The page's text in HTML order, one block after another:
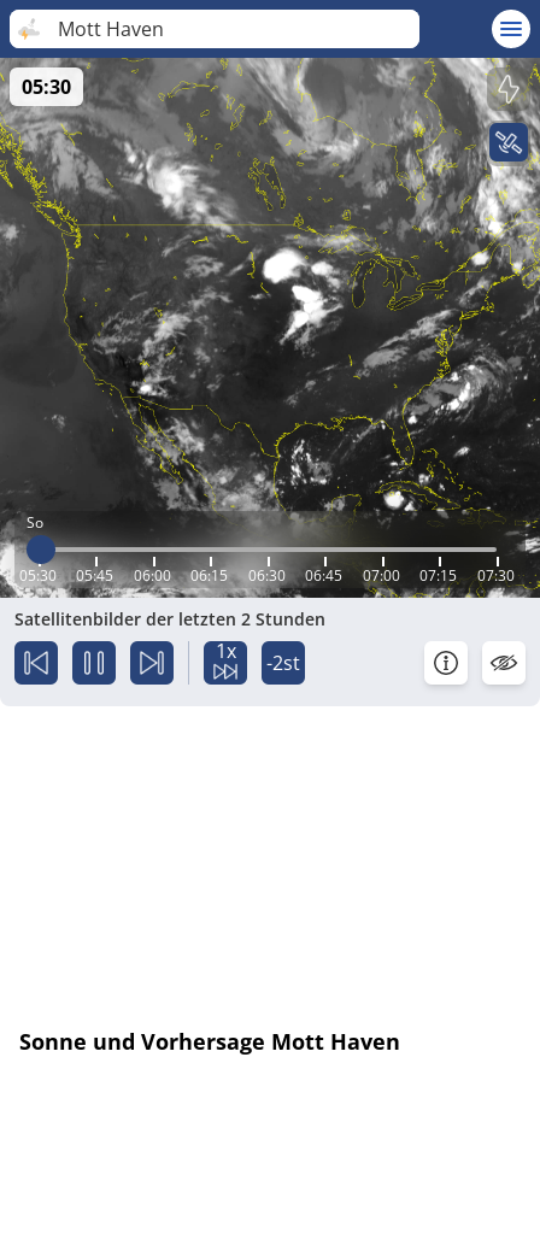
Mott Haven
So
05:30 05:45 06:00 06:15 06:30 06:45 07:00 07:15 07:30
05:30
Satellitenbilder der letzten 2 Stunden
1x -2st
Sonne und Vorhersage Mott Haven